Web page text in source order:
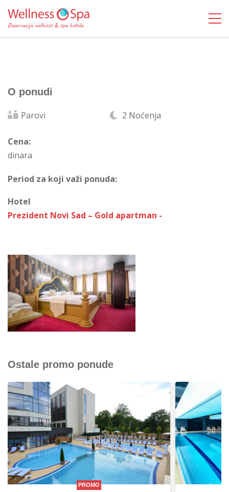
O ponudi
Parovi 2 Noćenja
Cena:
dinara
Period za koji važi ponuda:
Hotel
Prezident Novi Sad – Gold apartman -
Ostale promo ponude
PROMO